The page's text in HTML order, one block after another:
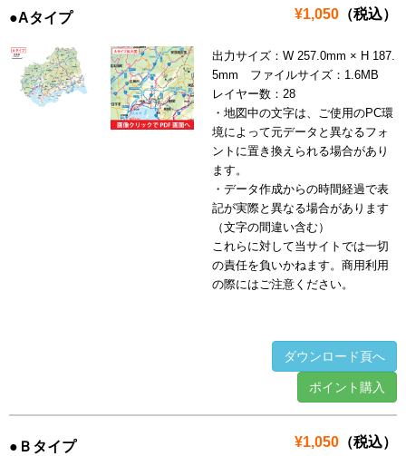
¥1,050 （税込）
●Aタイプ
出力サイズ：W 257.0mm × H 187.
5mm ファイルサイズ：1.6MB
レイヤー数：28
・地図中の文字は、ご使用のPC環
境によって元データと異なるフォ
ントに置き換えられる場合があり
ます。
・データ作成からの時間経過で表
記が実際と異なる場合があります
（文字の間違い含む）
これらに対して当サイトでは一切
の責任を負いかねます。商用利用
の際にはご注意ください。
ダウンロード頁へ
ポイント購入
¥1,050 （税込）
●Ｂタイプ